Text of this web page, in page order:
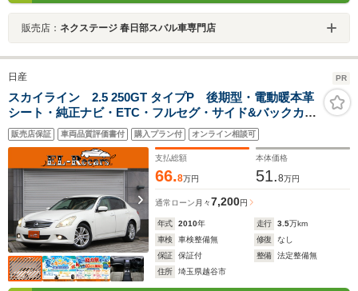
販売店： ネクステージ 春日部スバル車専門店
日産 PR
スカイライン 2.5 250GT タイプP 後期型・電動暖本革
シート・純正ナビ・ETC・フルセグ・サイド&バックカメ
ラ・Bluetooth接続・インテリキー・プッシュスタート・
HIDヘッドライト・フォグランプ・前後ドライブレコーダ
ー・純正17インチAW
販売店保証 車両品質評価書付 購入プラン付 オンライン相談可
支払総額
66.8万円
本体価格
51.8万円
通常ローン 月々7,200円
年式 2010年 走行 3.5万km
車検
車検整備無 修復
なし
保証
保証付 整備
法定整備無
住所
埼玉県越谷市